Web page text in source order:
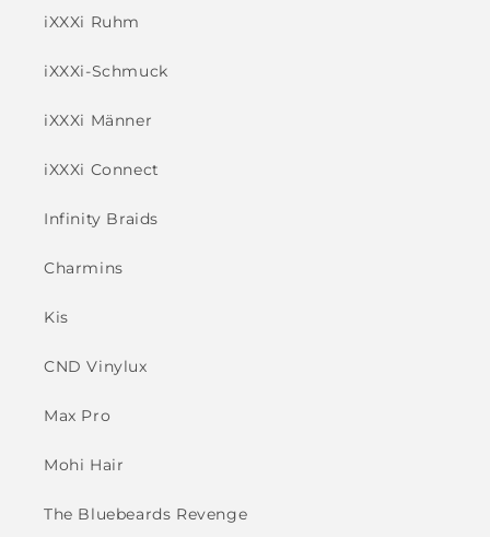
iXXXi Ruhm
iXXXi-Schmuck
iXXXi Männer
iXXXi Connect
Infinity Braids
Charmins
Kis
CND Vinylux
Max Pro
Mohi Hair
The Bluebeards Revenge